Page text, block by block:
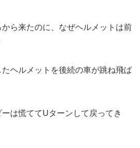
ら来たのに、なぜヘルメットは前
ヘルメットを後続の車が跳ね飛ば
は慌ててUターンして戻ってき